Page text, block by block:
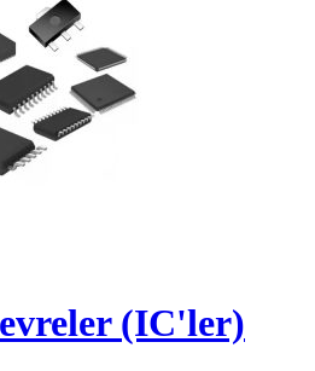
(IC'ler)